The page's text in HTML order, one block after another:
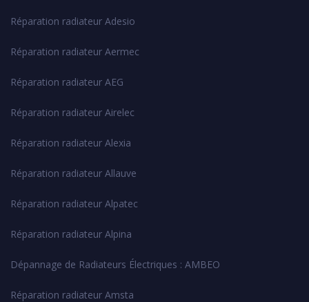
Réparation radiateur Adesio
Réparation radiateur Aermec
Réparation radiateur AEG
Réparation radiateur Airelec
Réparation radiateur Alexia
Réparation radiateur Allauve
Réparation radiateur Alpatec
Réparation radiateur Alpina
Dépannage de Radiateurs Électriques : AMBEO
Réparation radiateur Amsta